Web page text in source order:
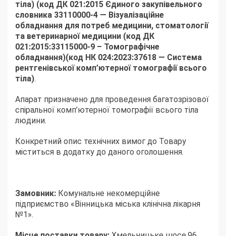
тіла) (код ДК 021:2015 Єдиного закупівельного
словника 33110000-4 — Візуалізаційне
обладнання для потреб медицини, стоматології
та ветеринарної медицини (код ДК
021:2015:33115000-9 – Томографічне
обладнання)(код НК 024:2023:37618 — Система
рентгенівської комп’ютерної томографії всього
тіла).
Апарат призначено для проведення багатозрізової
спіральної комп’ютерної томографії всього тіла
людини.
Конкретний опис технічних вимог до Товару
міститься в додатку до даного оголошення.
Замовник: Комунальне некомерційне
підприємство «Вінницька міська клінічна лікарня
№1».